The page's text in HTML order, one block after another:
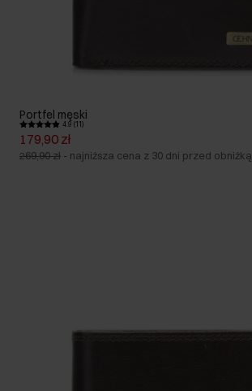
Portfel męski
4.9 (11)
179,90 zł
269,90 zł - najniższa cena z 30 dni przed obniżką